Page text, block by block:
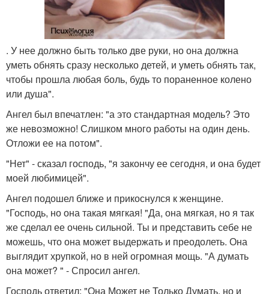
. У нее должно быть только две руки, но она должна
уметь обнять сразу несколько детей, и уметь обнять так,
чтобы прошла любая боль, будь то пораненное колено
или душа".
Ангел был впечатлен: "а это стандартная модель? Это
же невозможно! Слишком много работы на один день.
Отложи ее на потом".
"Нет" - сказал господь, "я закончу ее сегодня, и она будет
моей любимицей".
Ангел подошел ближе и прикоснулся к женщине.
"Господь, но она такая мягкая! "Да, она мягкая, но я так
же сделал ее очень сильной. Ты и представить себе не
можешь, что она может выдержать и преодолеть. Она
выглядит хрупкой, но в ней огромная мощь. "А думать
она может? " - Спросил ангел.
Господь ответил: "Она Может не Только Думать, но и